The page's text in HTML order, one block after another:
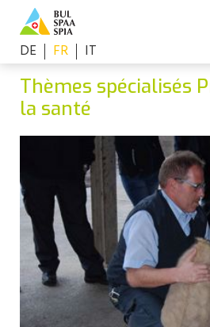
DE FR IT
Thèmes spécialisés
la santé